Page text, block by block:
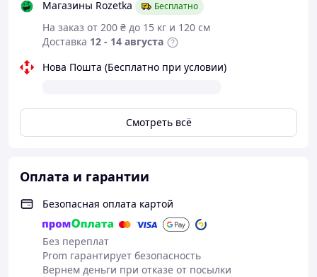
Магазины Rozetka
Бесплатно
На заказ от 200 ₴ до 15 кг и 120 см
Доставка 12 - 14 августа
Нова Пошта (Бесплатно при условии)
Смотреть всё
Оплата и гарантии
Безопасная оплата картой
Без переплат
Prom гарантирует безопасность
Вернем деньги при отказе от посылки